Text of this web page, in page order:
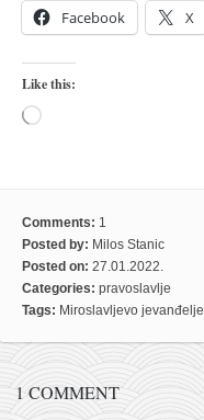
Facebook X
Like this:
Loading…
Comments: 1
Posted by: Milos Stanic
Posted on: 27.01.2022.
Categories: pravoslavlje
Tags: Miroslavljevo jevanđelje
1 COMMENT